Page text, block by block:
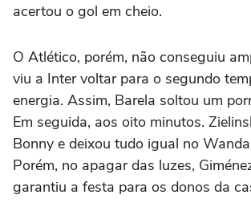
acertou o gol em cheio.
O Atlético, porém, não conseguiu
viu a Inter voltar para o segundo
energia. Assim, Barela soltou um
Em seguida, aos oito minutos.
Bonny e deixou tudo igual no
Porém, no apagar das luzes,
garantiu a festa para os donos da